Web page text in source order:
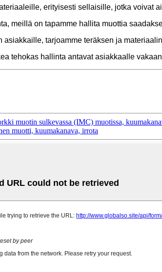
erityisesti sellaisille, jotka voivat
meillä on tapamme hallita muottia
asiakkaille, tarjoamme teräksen ja
tehokas hallinta antavat asiakkaalle
muotin sulkevassa (IMC) muotissa,
muotti, kuumakanava, irrota